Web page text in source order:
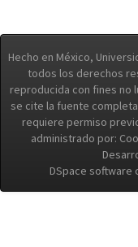
Hecho en México,
todos los derechos
reproducida con fines no
se cite la fuente
requiere permiso
administrado por:
DSpace software